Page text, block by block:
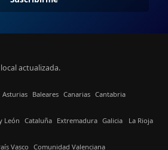
actualizada.
Asturias Baleares Canarias Cantabria
León Cataluña Extremadura Galicia La Rioja
Vasco Comunidad Valenciana